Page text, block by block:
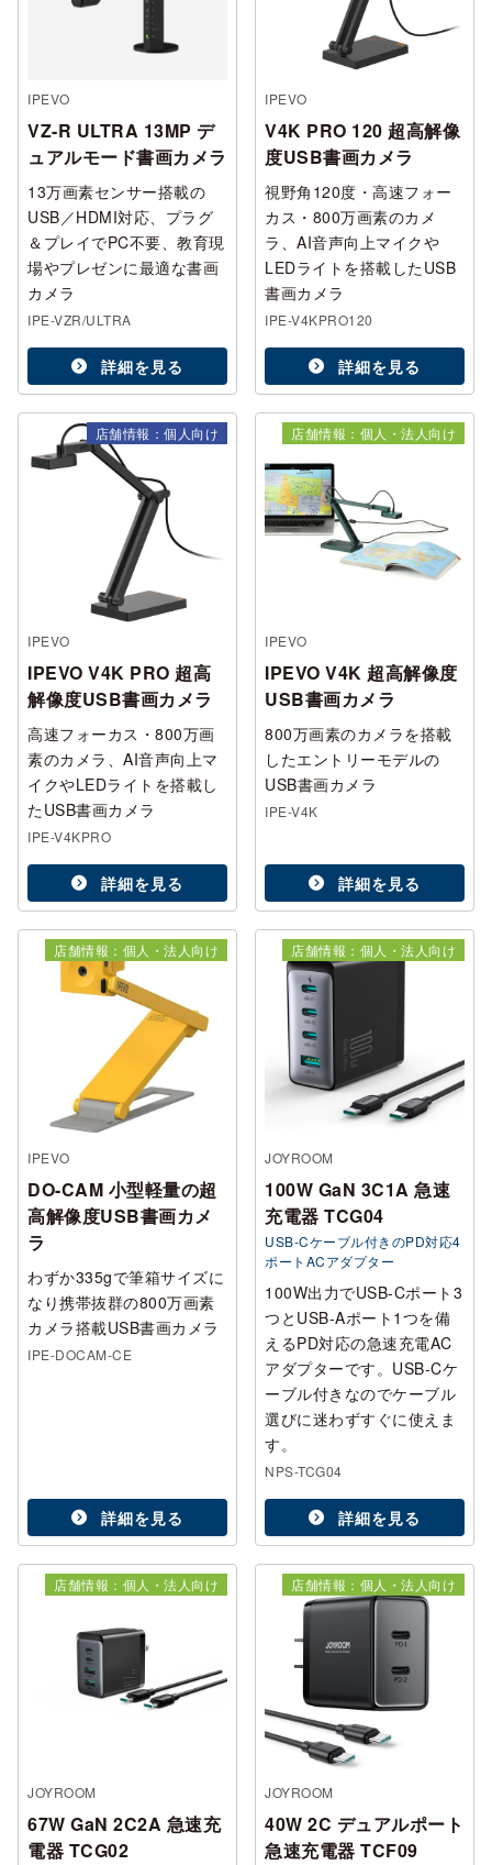
IPEVO
VZ-R ULTRA 13MP デ
ュアルモード書画カメラ
13万画素センサー搭載の
USB／HDMI対応、プラグ
＆プレイでPC不要、教育現
場やプレゼンに最適な書画
カメラ
IPE-VZR/ULTRA
詳細を見る
IPEVO
V4K PRO 120 超高解像
度USB書画カメラ
視野角120度・高速フォー
カス・800万画素のカメ
ラ、AI音声向上マイクや
LEDライトを搭載したUSB
書画カメラ
IPE-V4KPRO120
詳細を見る
店舗情報：個人向け
IPEVO
IPEVO V4K PRO 超高
解像度USB書画カメラ
高速フォーカス・800万画
素のカメラ、AI音声向上マ
イクやLEDライトを搭載し
たUSB書画カメラ
IPE-V4KPRO
詳細を見る
店舗情報：個人・法人向け
IPEVO
IPEVO V4K 超高解像度
USB書画カメラ
800万画素のカメラを搭載
したエントリーモデルの
USB書画カメラ
IPE-V4K
詳細を見る
店舗情報：個人・法人向け
IPEVO
DO-CAM 小型軽量の超
高解像度USB書画カメ
ラ
わずか335gで筆箱サイズに
なり携帯抜群の800万画素
カメラ搭載USB書画カメラ
IPE-DOCAM-CE
詳細を見る
店舗情報：個人・法人向け
JOYROOM
100W GaN 3C1A 急速
充電器 TCG04
USB-Cケーブル付きのPD対応4
ポートACアダプター
100W出力でUSB-Cポート3
つとUSB-Aポート1つを備
えるPD対応の急速充電AC
アダプターです。USB-Cケ
ーブル付きなのでケーブル
選びに迷わずすぐに使えま
す。
NPS-TCG04
詳細を見る
店舗情報：個人・法人向け
JOYROOM
67W GaN 2C2A 急速充
電器 TCG02
店舗情報：個人・法人向け
JOYROOM
40W 2C デュアルポート
急速充電器 TCF09